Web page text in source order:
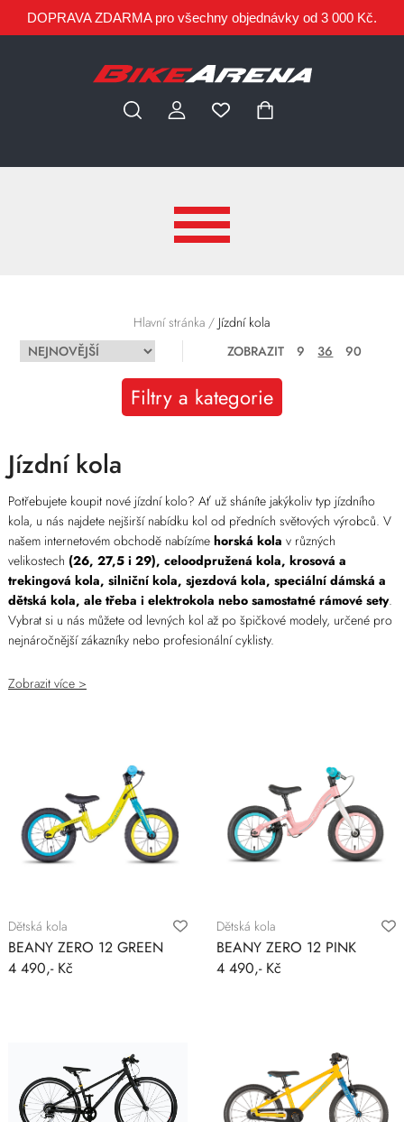
DOPRAVA ZDARMA pro všechny objednávky od 3 000 Kč.
Hlavní stránka / Jízdní kola
ZOBRAZIT
9 36 90
Filtry a kategorie
Jízdní kola
Potřebujete koupit nové jízdní kolo? Ať už sháníte jakýkoliv typ jízdního
kola, u nás najdete nejširší nabídku kol od předních světových výrobců. V
našem internetovém obchodě nabízíme horská kola v různých
velikostech (26, 27,5 i 29), celoodpružená kola, krosová a
trekingová kola, silniční kola, sjezdová kola, speciální dámská a
dětská kola, ale třeba i elektrokola nebo samostatné rámové sety.
Vybrat si u nás můžete od levných kol až po špičkové modely, určené pro
nejnáročnější zákazníky nebo profesionální cyklisty.
Zobrazit více >
Dětská kola
BEANY ZERO 12 GREEN
4 490,- Kč
Dětská kola
BEANY ZERO 12 PINK
4 490,- Kč